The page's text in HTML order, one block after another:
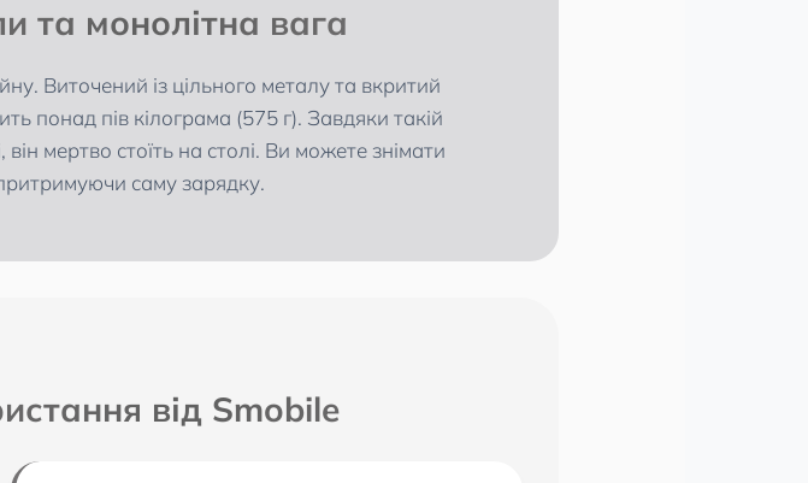
та монолітна вага
Виточений із цільного металу та вкритий
понад пів кілограма (575 г). Завдяки такій
він мертво стоїть на столі. Ви можете знімати
саму зарядку.
від Smobile